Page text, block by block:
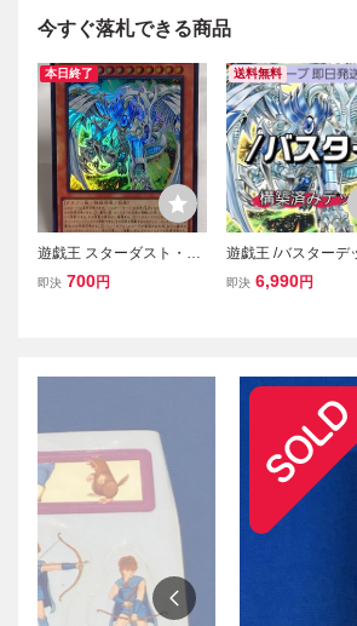
今すぐ落札できる商品
本日終了
遊戯王 スターダスト・ド
ラゴン/バスター ウルトラ
即決 700円
送料無料
遊戯王 /バスターデ
ブラック・ローズ・
即決 6,990円